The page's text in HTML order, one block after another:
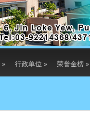
» 行政单位 » 荣誉金榜 »